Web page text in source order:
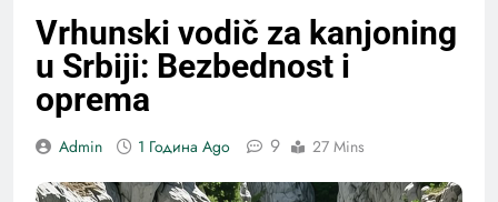
Vrhunski vodič za kanjoning
u Srbiji: Bezbednost i
oprema
Admin 1 Година Ago 9 27 Mins